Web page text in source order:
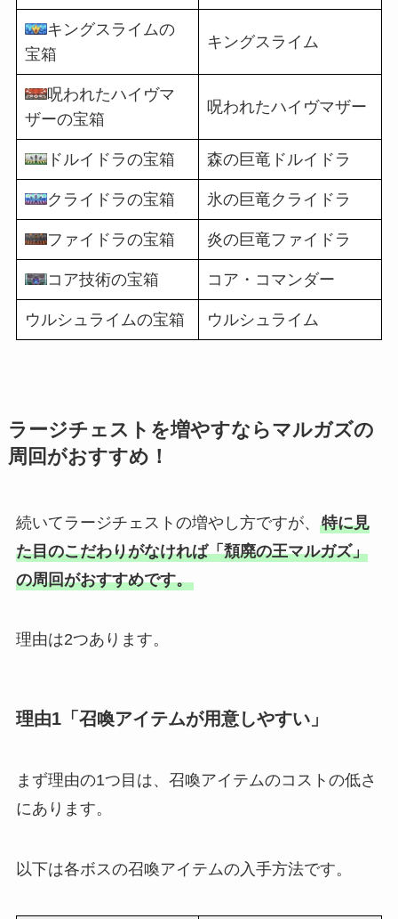
キングスライムの
宝箱
キングスライム
呪われたハイヴマ
ザーの宝箱
呪われたハイヴマザー
ドルイドラの宝箱 森の巨竜ドルイドラ
クライドラの宝箱 氷の巨竜クライドラ
ファイドラの宝箱 炎の巨竜ファイドラ
コア技術の宝箱 コア・コマンダー
ウルシュライムの宝箱 ウルシュライム
ラージチェストを増やすならマルガズの
周回がおすすめ！
続いてラージチェストの増やし方ですが、 特に見
た目のこだわりがなければ「頽廃の王マルガズ」
の周回がおすすめです。
理由は2つあります。
理由1「召喚アイテムが用意しやすい」
まず理由の1つ目は、召喚アイテムのコストの低さ
にあります。
以下は各ボスの召喚アイテムの入手方法です。